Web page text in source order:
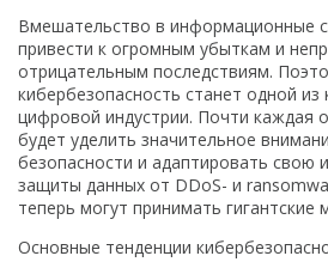
Вмешательство в информационные
привести к огромным убыткам и
отрицательным последствиям.
кибербезопасность станет одной
цифровой индустрии. Почти каждая
будет уделить значительное
безопасности и адаптировать свою
защиты данных от DDoS- и
теперь могут принимать гигантские
Основные тенденции